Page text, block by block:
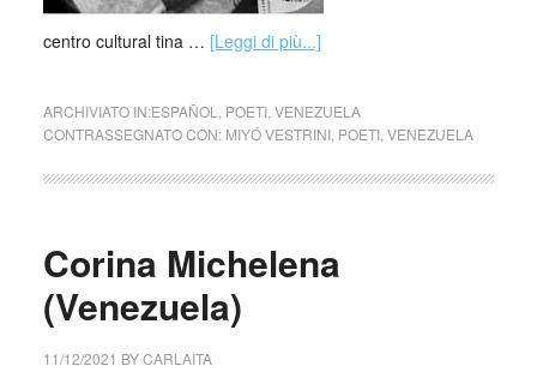
centro cultural tina … [Leggi di più...]
ARCHIVIATO IN:ESPAÑOL POETI, VENEZUELA
CONTRASSEGNATO CON: MIYÓ VESTRINI, POETI, VENEZUELA
Corina Michelena
(Venezuela)
11/12/2021 BYCARLAITA